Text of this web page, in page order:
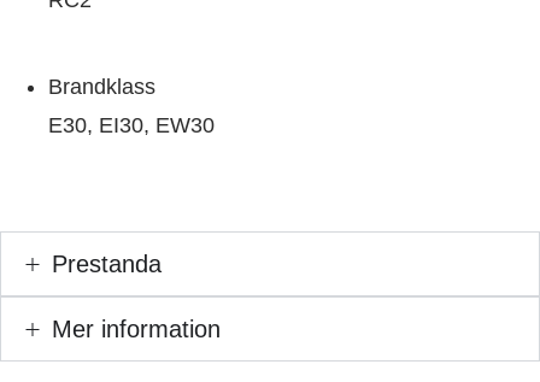
Brandklass
E30, EI30, EW30
Prestanda
Mer information